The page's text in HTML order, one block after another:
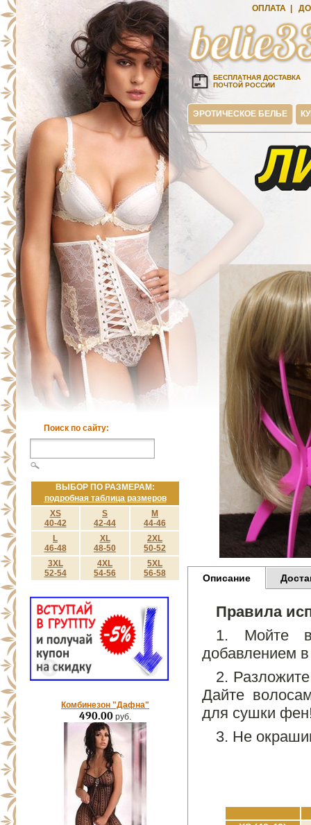
Поиск по сайту:
ВЫБОР ПО РАЗМЕРАМ:
подробная таблица размеров
XS
40-42
S
42-44
M
44-46
L
46-48
XL
48-50
2XL
50-52
3XL
52-54
4XL
54-56
5XL
56-58
Комбинезон "Дафна"
490.00 руб.
ОПЛАТА
БЕСПЛАТНАЯ ДОСТАВКА
ПОЧТОЙ РОССИИ
ЭРОТИЧЕСКОЕ БЕЛЬЕ
Описание
Правила
1. Мойте
добавлением
2.
Дайте
для сушки
3. Не